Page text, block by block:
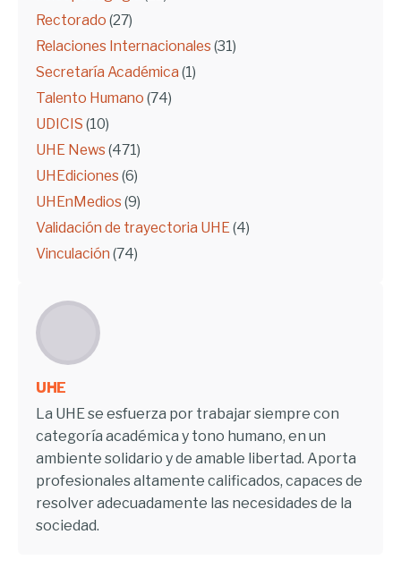
Rectorado (27)
Relaciones Internacionales (31)
Secretaría Académica (1)
Talento Humano (74)
UDICIS (10)
UHE News (471)
UHEdiciones (6)
UHEnMedios (9)
Validación de trayectoria UHE (4)
Vinculación (74)
UHE
La UHE se esfuerza por trabajar siempre con
categoría académica y tono humano, en un
ambiente solidario y de amable libertad. Aporta
profesionales altamente calificados, capaces de
resolver adecuadamente las necesidades de la
sociedad.